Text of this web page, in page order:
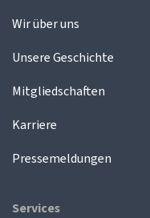
Wir über uns
Unsere Geschichte
Mitgliedschaften
Karriere
Pressemeldungen
Services